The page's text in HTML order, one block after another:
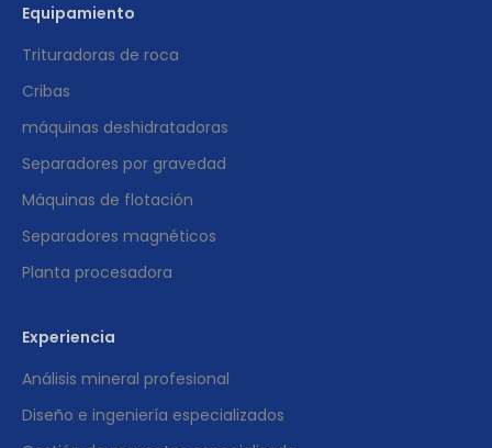
Equipamiento
Trituradoras de roca
Cribas
máquinas deshidratadoras
Separadores por gravedad
Máquinas de flotación
Separadores magnéticos
Planta procesadora
Experiencia
Análisis mineral profesional
Diseño e ingeniería especializados